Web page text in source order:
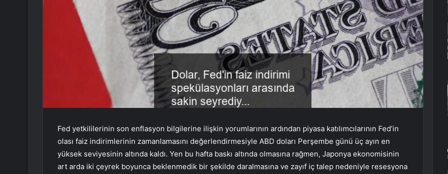
Fed yetkililerinin son enflasyon bilgilerine ilişkin yorumlarının ardından piyasa katılımcılarının Fed’in
olası faiz indirimlerinin zamanlamasını değerlendirmesiyle ABD doları Perşembe günü üç ayın en
yüksek seviyesinin altında kaldı. Yen bu hafta baskı altında olmasına rağmen, Japonya ekonomisinin
art arda iki çeyrek boyunca beklenmedik bir şekilde daralmasına ve zayıf iç talep nedeniyle resesyona